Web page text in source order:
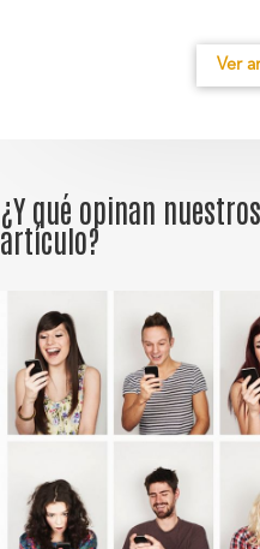
Ver
¿Y qué opinan
artículo?